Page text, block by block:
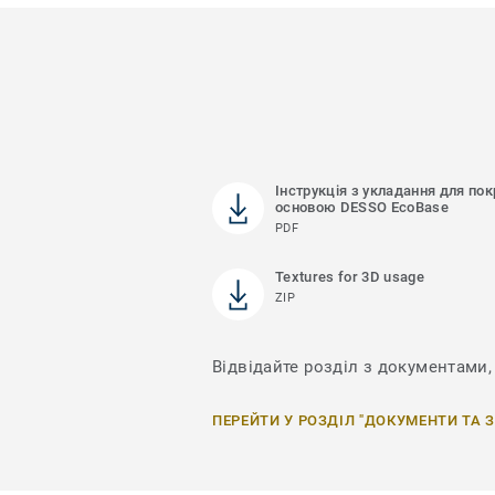
Інструкція з укладання для
основою DESSO EcoBase
PDF
Textures for 3D usage
ZIP
Відвідайте розділ з
ПЕРЕЙТИ У РОЗДІЛ "ДОКУМЕНТИ ТА